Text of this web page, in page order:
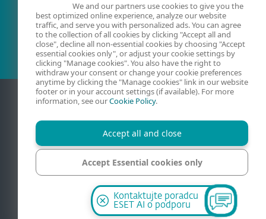
Kontaktujte nás
02/322 44 444(pracovné dni 8:00 - 18:30)
Ochrana súkromia
Právne informácie
Mapa stránky
Spravovať súbory cookie
© 1992 – 2026 ESET, spol. s r.o. Všetky práva vyhradené.
Kontaktujte poradcu
ESET AI o podporu
We and our partners use cookies to give you the
best optimized online experience, analyze our website
traffic, and serve you with personalized ads. You can agree
to the collection of all cookies by clicking "Accept all and
close", decline all non-essential cookies by choosing "Accept
essential cookies only", or adjust your cookie settings by
clicking "Manage cookies". You also have the right to
withdraw your consent or change your cookie preferences
anytime by clicking the "Manage cookies" link in our website
footer or in your account settings (if available). For more
information, see ourCookie Policy.
Accept all and close
Accept Essential cookies only
Manage cookies